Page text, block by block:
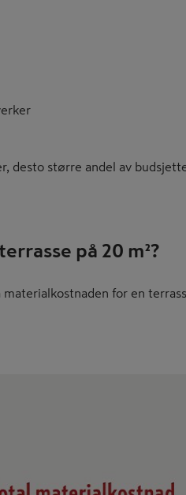
desto større andel av
på 20 m²?
for en